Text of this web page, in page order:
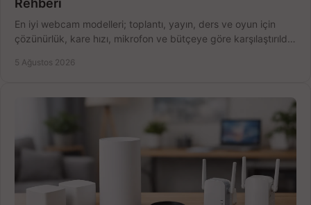
En iyi webcam modelleri; toplantı, yayın, ders ve oyun için
çözünürlük, kare hızı, mikrofon ve bütçeye göre karşılaştırıldı.
5 Ağustos 2026